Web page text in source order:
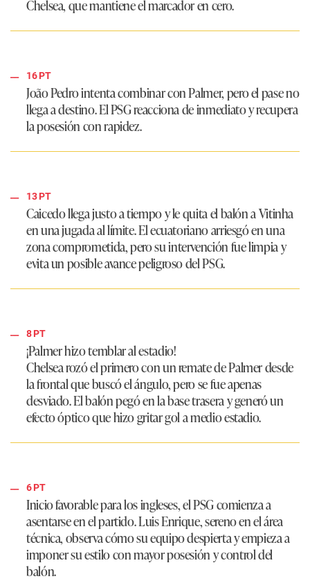
Chelsea, que mantiene el marcador en cero.
16 PT
João Pedro intenta combinar con Palmer, pero el pase no
llega a destino. El PSG reacciona de inmediato y recupera
la posesión con rapidez.
13 PT
Caicedo llega justo a tiempo y le quita el balón a Vitinha
en una jugada al límite. El ecuatoriano arriesgó en una
zona comprometida, pero su intervención fue limpia y
evita un posible avance peligroso del PSG.
8 PT
¡Palmer hizo temblar al estadio!
Chelsea rozó el primero con un remate de Palmer desde
la frontal que buscó el ángulo, pero se fue apenas
desviado. El balón pegó en la base trasera y generó un
efecto óptico que hizo gritar gol a medio estadio.
6 PT
Inicio favorable para los ingleses, el PSG comienza a
asentarse en el partido. Luis Enrique, sereno en el área
técnica, observa cómo su equipo despierta y empieza a
imponer su estilo con mayor posesión y control del
balón.